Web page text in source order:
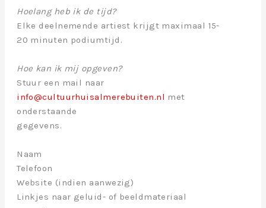
Hoelang heb ik de tijd?
Elke deelnemende artiest krijgt maximaal 15-
20 minuten podiumtijd.
Hoe kan ik mij opgeven?
Stuur een mail naar
info@cultuurhuisalmerebuiten.nl met
onderstaande
gegevens.
Naam
Telefoon
Website (indien aanwezig)
Linkjes naar geluid- of beeldmateriaal